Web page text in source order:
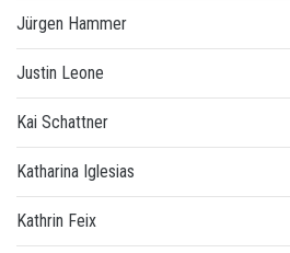
Jürgen Hammer
Justin Leone
Kai Schattner
Katharina Iglesias
Kathrin Feix